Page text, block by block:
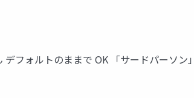
フォルトのままで OK 「サードパーソン